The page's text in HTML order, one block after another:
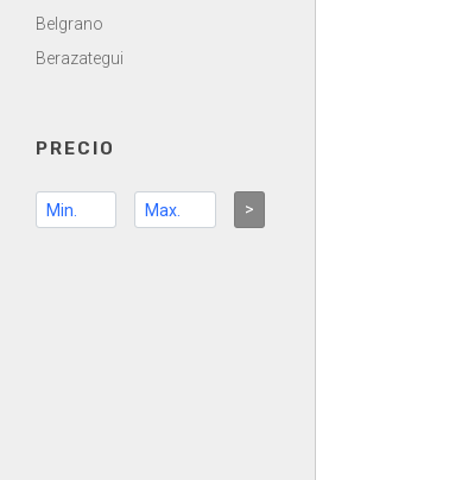
Belgrano
Berazategui
PRECIO
>